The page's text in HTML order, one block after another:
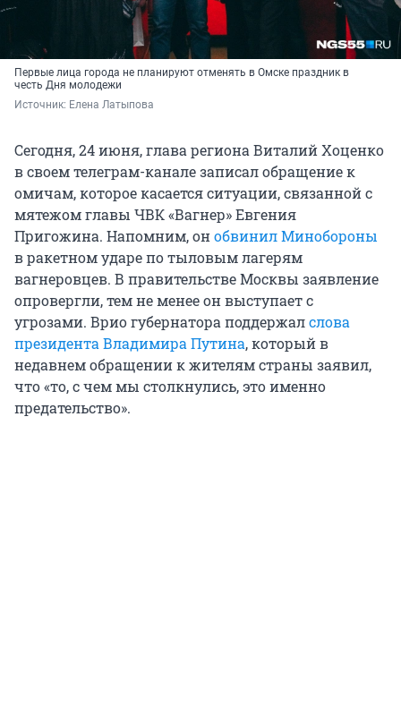
Первые лица города не планируют отменять в Омске праздник в
честь Дня молодежи
Источник: Елена Латыпова
Сегодня, 24 июня, глава региона Виталий Хоценко
в своем телеграм-канале записал обращение к
омичам, которое касается ситуации, связанной с
мятежом главы ЧВК «Вагнер» Евгения
Пригожина. Напомним, онобвинил Минобороны
в ракетном ударе по тыловым лагерям
вагнеровцев. В правительстве Москвы заявление
опровергли, тем не менее он выступает с
угрозами. Врио губернатора поддержалслова
президента Владимира Путина, который в
недавнем обращении к жителям страны заявил,
что «то, с чем мы столкнулись, это именно
предательство».